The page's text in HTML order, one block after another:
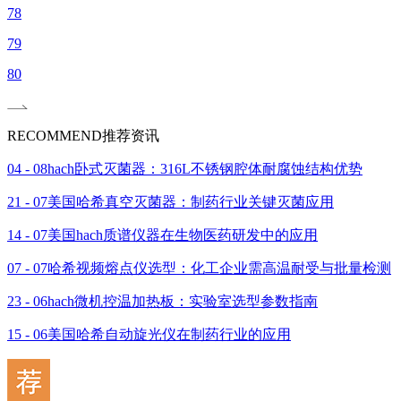
78
79
80
RECOMMEND推荐资讯
04 - 08hach卧式灭菌器：316L不锈钢腔体耐腐蚀结构优势
21 - 07美国哈希真空灭菌器：制药行业关键灭菌应用
14 - 07美国hach质谱仪器在生物医药研发中的应用
07 - 07哈希视频熔点仪选型：化工企业需高温耐受与批量检测
23 - 06hach微机控温加热板：实验室选型参数指南
15 - 06美国哈希自动旋光仪在制药行业的应用